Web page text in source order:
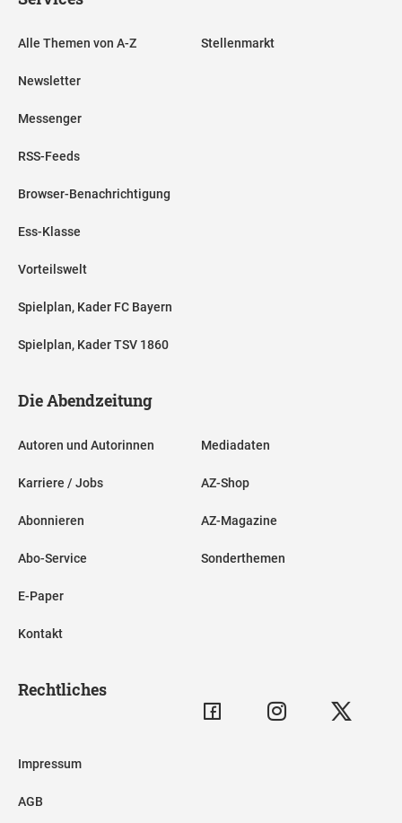
Alle Themen von A-Z
Newsletter
Messenger
RSS-Feeds
Browser-Benachrichtigung
Ess-Klasse
Vorteilswelt
Spielplan, Kader FC Bayern
Spielplan, Kader TSV 1860
Stellenmarkt
Die Abendzeitung
Autoren und Autorinnen
Karriere / Jobs
Abonnieren
Abo-Service
E-Paper
Kontakt
Mediadaten
AZ-Shop
AZ-Magazine
Sonderthemen
Rechtliches
Impressum
AGB